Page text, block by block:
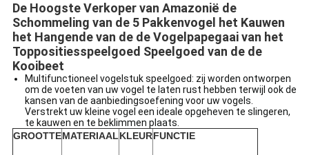
De Hoogste Verkoper van Amazonië de
Schommeling van de 5 Pakkenvogel het Kauwen
het Hangende van de de Vogelpapegaai van het
Toppositiesspeelgoed Speelgoed van de de
Kooibeet
Multifunctioneel vogelstuk speelgoed: zij worden ontworpen
om de voeten van uw vogel te laten rust hebben terwijl ook de
kansen van de aanbiedingsoefening voor uw vogels.
Verstrekt uw kleine vogel een ideale opgeheven te slingeren,
te kauwen en te beklimmen plaats.
GROOTTEMATERIAALKLEURFUNCTIE